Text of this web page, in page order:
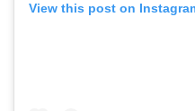
View this post on